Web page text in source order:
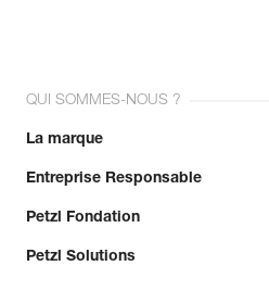
QUI SOMMES-NOUS ?
La marque
Entreprise Responsable
Petzl Fondation
Petzl Solutions